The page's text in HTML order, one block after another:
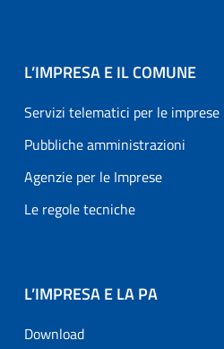
L’IMPRESA E IL COMUNE
Servizi telematici per le imprese
Pubbliche amministrazioni
Agenzie per le Imprese
Le regole tecniche
L’IMPRESA E LA PA
Download